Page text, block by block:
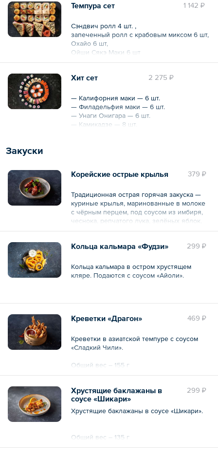
1 142 ₽
Темпура сет
Сэндвич ролл 4 шт. ,
запеченный ролл с крабовым миксом 6 шт,
Охайо 6 шт,
Ойши Сякэ Маки 6 шт
2 275 ₽
Хит сет
— Калифорния маки — 6 шт.
— Филадельфия маки — 6 шт.
— Унаги Онигара — 6 шт.
— Камикадзе — 8 шт.
Закуски
379 ₽
Корейские острые крылья
Традиционная острая горячая закуска —
куриные крылья, маринованные в молоке
с чёрным перцем, под соусом из имбиря,
чеснока, репчатого лука, зелёных яблок,
соевого соуса и перца «Кочукару».
299 ₽
Кольца кальмара «Фудзи»
Кольца кальмара в остром хрустящем
кляре. Подаются с соусом «Айоли».
Общий вес – 145 г
469 ₽
Креветки «Драгон»
Креветки в азиатской темпуре с соусом
«Сладкий Чили».
Общий вес – 155 г
299 ₽
Хрустящие баклажаны в
соусе «Шикари»
Хрустящие баклажаны в соусе «Шикари».
Общий вес – 135 г